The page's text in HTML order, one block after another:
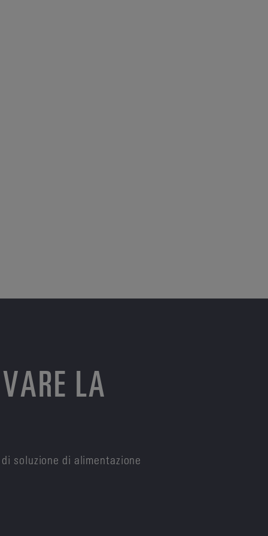
LA
soluzione di alimentazione